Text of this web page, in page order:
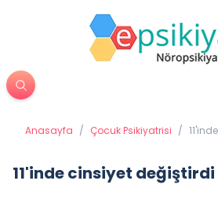
Anasayfa / Çocuk Psikiyatrisi /
11'inde cinsiyet değiştirdi